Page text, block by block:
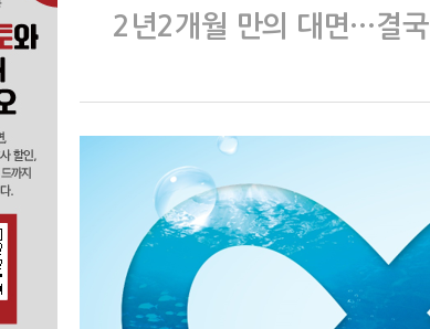
2년2개월 만의 대면…결